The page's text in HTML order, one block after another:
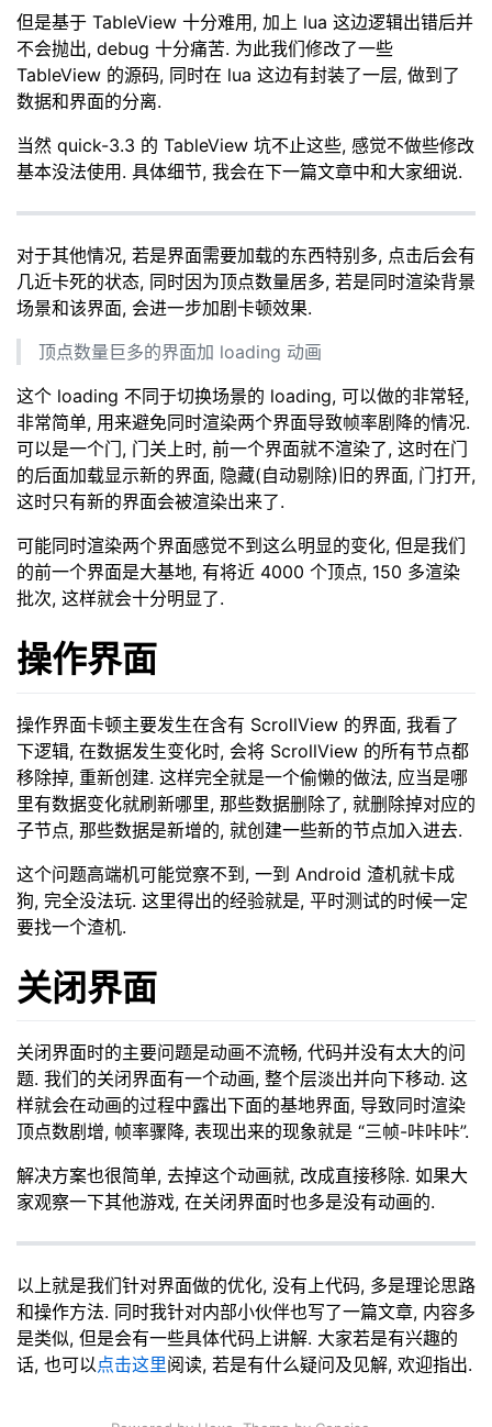
但是基于 TableView 十分难用, 加上 lua 这边逻辑出错后并
不会抛出, debug 十分痛苦. 为此我们修改了一些
TableView 的源码, 同时在 lua 这边有封装了一层, 做到了
数据和界面的分离.
当然 quick-3.3 的 TableView 坑不止这些, 感觉不做些修改
基本没法使用. 具体细节, 我会在下一篇文章中和大家细说.
对于其他情况, 若是界面需要加载的东西特别多, 点击后会有
几近卡死的状态, 同时因为顶点数量居多, 若是同时渲染背景
场景和该界面, 会进一步加剧卡顿效果.
顶点数量巨多的界面加 loading 动画
这个 loading 不同于切换场景的 loading, 可以做的非常轻,
非常简单, 用来避免同时渲染两个界面导致帧率剧降的情况.
可以是一个门, 门关上时, 前一个界面就不渲染了, 这时在门
的后面加载显示新的界面, 隐藏(自动剔除)旧的界面, 门打开,
这时只有新的界面会被渲染出来了.
可能同时渲染两个界面感觉不到这么明显的变化, 但是我们
的前一个界面是大基地, 有将近 4000 个顶点, 150 多渲染
批次, 这样就会十分明显了.
操作界面
操作界面卡顿主要发生在含有 ScrollView 的界面, 我看了
下逻辑, 在数据发生变化时, 会将 ScrollView 的所有节点都
移除掉, 重新创建. 这样完全就是一个偷懒的做法, 应当是哪
里有数据变化就刷新哪里, 那些数据删除了, 就删除掉对应的
子节点, 那些数据是新增的, 就创建一些新的节点加入进去.
这个问题高端机可能觉察不到, 一到 Android 渣机就卡成
狗, 完全没法玩. 这里得出的经验就是, 平时测试的时候一定
要找一个渣机.
关闭界面
关闭界面时的主要问题是动画不流畅, 代码并没有太大的问
题. 我们的关闭界面有一个动画, 整个层淡出并向下移动. 这
样就会在动画的过程中露出下面的基地界面, 导致同时渲染
顶点数剧增, 帧率骤降, 表现出来的现象就是 “三帧-咔咔咔”.
解决方案也很简单, 去掉这个动画就, 改成直接移除. 如果大
家观察一下其他游戏, 在关闭界面时也多是没有动画的.
以上就是我们针对界面做的优化, 没有上代码, 多是理论思路
和操作方法. 同时我针对内部小伙伴也写了一篇文章, 内容多
是类似, 但是会有一些具体代码上讲解. 大家若是有兴趣的
话, 也可以点击这里阅读, 若是有什么疑问及见解, 欢迎指出.